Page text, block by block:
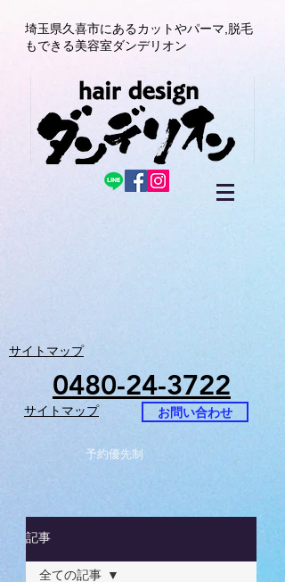
埼玉県久喜市にあるカットやパーマ, 脱毛
もできる美容室ダンデリオン
サイトマップ
0480-24-3722
サイトマップ お問い合わせ
予約優先制
記事
全ての記事